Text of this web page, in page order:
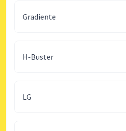
Gradiente
H-Buster
LG